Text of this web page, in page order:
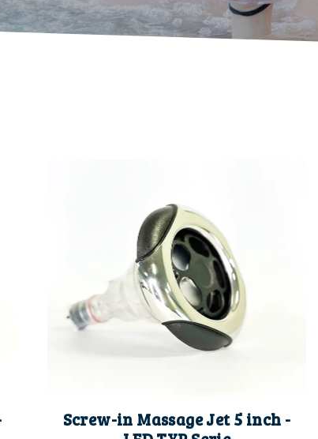
Screw-in Massage Jet 5 inch -